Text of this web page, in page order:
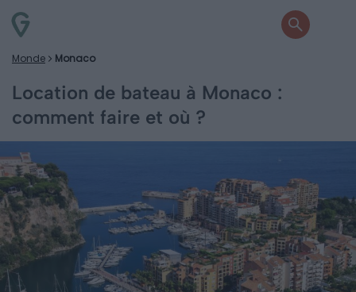
Monde Monaco
Location de bateau à Monaco :
comment faire et où ?